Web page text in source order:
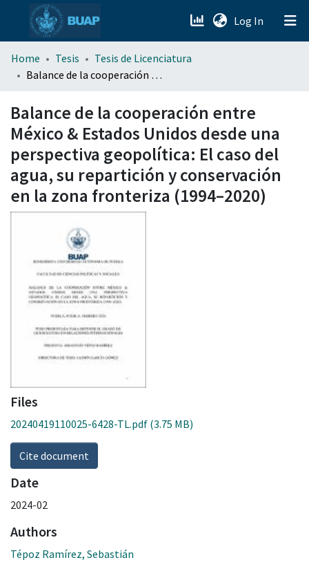
Log In (current)
menu.section.about_menu
Home Tesis
Tesis de Licenciatura
Balance de la cooperación entre México & Estados Unidos desde una perspectiva geopolítica: El caso del agua, su repartición y conservación en la zona fronteriza (1994–2020)
Balance de la cooperación entre
México & Estados Unidos desde una
perspectiva geopolítica: El caso del
agua, su repartición y conservación
en la zona fronteriza (1994–2020)
Files
20240419110025-6428-TL.pdf (3.75 MB)
Cite document
Date
2024-02
Authors
Tépoz Ramírez, Sebastián